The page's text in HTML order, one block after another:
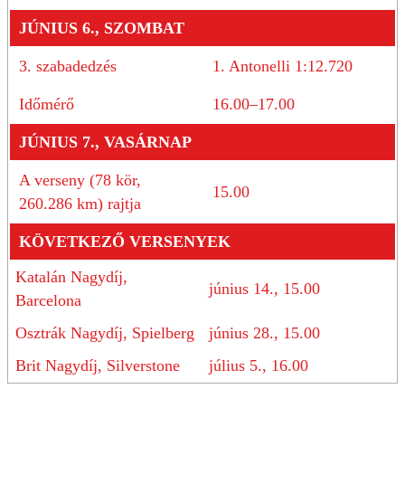
JÚNIUS 6., SZOMBAT
3. szabadedzés 1. Antonelli 1:12.720
Időmérő 16.00–17.00
JÚNIUS 7., VASÁRNAP
A verseny (78 kör,
260.286 km) rajtja
15.00
KÖVETKEZŐ VERSENYEK
Katalán Nagydíj,
Barcelona
június 14., 15.00
Osztrák Nagydíj, Spielberg
június 28., 15.00
Brit Nagydíj, Silverstone
július 5., 16.00